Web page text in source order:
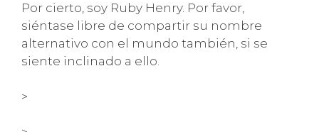
Por cierto, soy Ruby Henry. Por favor,
siéntase libre de compartir su nombre
alternativo con el mundo también, si se
siente inclinado a ello.
>